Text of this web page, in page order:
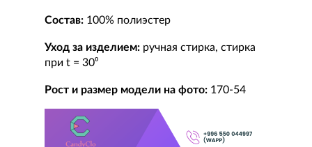
Состав: 100% полиэстер
Уход за изделием: ручная стирка, стирка
при t = 30⁰
Рост и размер модели на фото: 170-54